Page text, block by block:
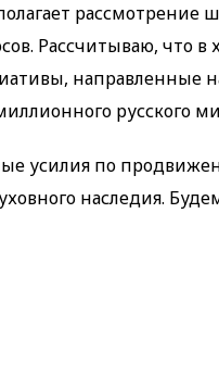
рассмотрение
Рассчитываю, что
направленные
русского
усилия по
наследия.